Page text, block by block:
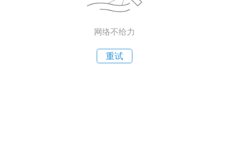
网络不给力
重试